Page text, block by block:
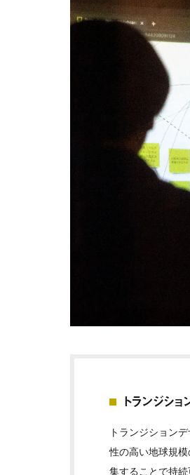
トランジシ
トランジション
性の高い地球規
集することで持